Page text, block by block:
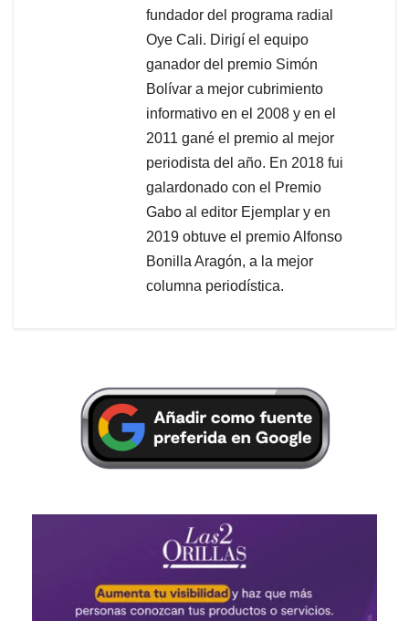
fundador del programa radial
Oye Cali. Dirigí el equipo
ganador del premio Simón
Bolívar a mejor cubrimiento
informativo en el 2008 y en el
2011 gané el premio al mejor
periodista del año. En 2018 fui
galardonado con el Premio
Gabo al editor Ejemplar y en
2019 obtuve el premio Alfonso
Bonilla Aragón, a la mejor
columna periodística.